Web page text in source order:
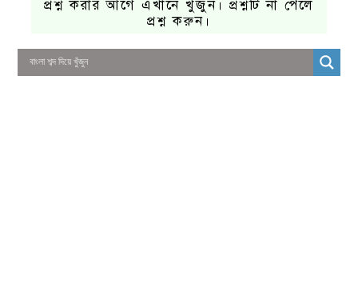
প্রশ্ন করার আগে এখানে খুঁজুন। প্রশ্নটি না পেলে
প্রশ্ন করুন।